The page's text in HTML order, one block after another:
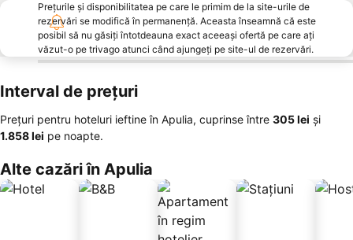
Prețurile și disponibilitatea pe care le primim de la site-urile de
rezervări se modifică în permanență. Aceasta înseamnă că este
posibil să nu găsiți întotdeauna exact aceeași ofertă pe care ați
văzut-o pe trivago atunci când ajungeți pe site-ul de rezervări.
Interval de prețuri
Prețuri pentru hoteluri ieftine în Apulia, cuprinse între ‎305 lei și
‎1.858 lei pe noapte.
Alte cazări în Apulia